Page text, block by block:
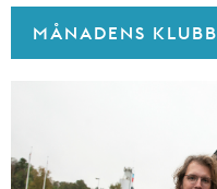
MÅNADENS KLUBB